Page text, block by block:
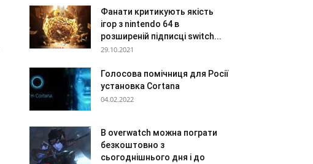
Фанати критикують якість
ігор з nintendo 64 в
розширеній підписці switch...
29.10.2021
Голосова помічниця для Росії
установка Cortana
04.02.2022
В overwatch можна пограти
безкоштовно з
сьогоднішнього дня і до